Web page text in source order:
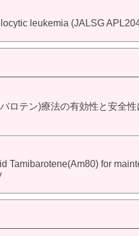
leukemia (JALSG
ロテン)療法の有効性と安全
Tamibarotene(Am80) for